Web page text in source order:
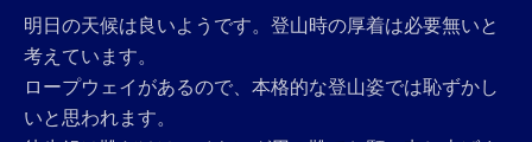
明日の天候は良いようです。登山時の厚着は必要無いと
考えています。
ロープウェイがあるので、本格的な登山姿では恥ずかし
いと思われます。